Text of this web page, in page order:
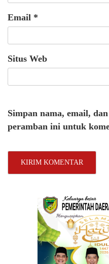
Email *
Situs Web
Simpan nama, email,
peramban ini untuk